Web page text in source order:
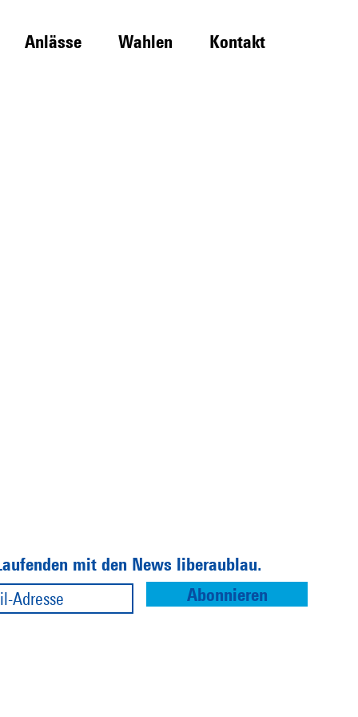
Anlässe Wahlen Kontakt
mit den News liberaublau.
Abonnieren